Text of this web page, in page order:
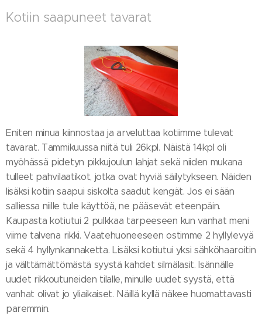
Kotiin saapuneet tavarat
Eniten minua kiinnostaa ja arveluttaa kotiimme tulevat
tavarat. Tammikuussa niitä tuli 26kpl. Näistä 14kpl oli
myöhässä pidetyn pikkujoulun lahjat sekä niiden mukana
tulleet pahvilaatikot, jotka ovat hyviä säilytykseen. Näiden
lisäksi kotiin saapui siskolta saadut kengät. Jos ei sään
salliessa niille tule käyttöä, ne pääsevät eteenpäin.
Kaupasta kotiutui 2 pulkkaa tarpeeseen kun vanhat meni
viime talvena rikki. Vaatehuoneeseen ostimme 2 hyllylevyä
sekä 4 hyllynkannaketta. Lisäksi kotiutui yksi sähköhaaroitin
ja välttämättömästä syystä kahdet silmälasit. Isännälle
uudet rikkoutuneiden tilalle, minulle uudet syystä, että
vanhat olivat jo yliaikaiset. Näillä kyllä näkee huomattavasti
paremmin.